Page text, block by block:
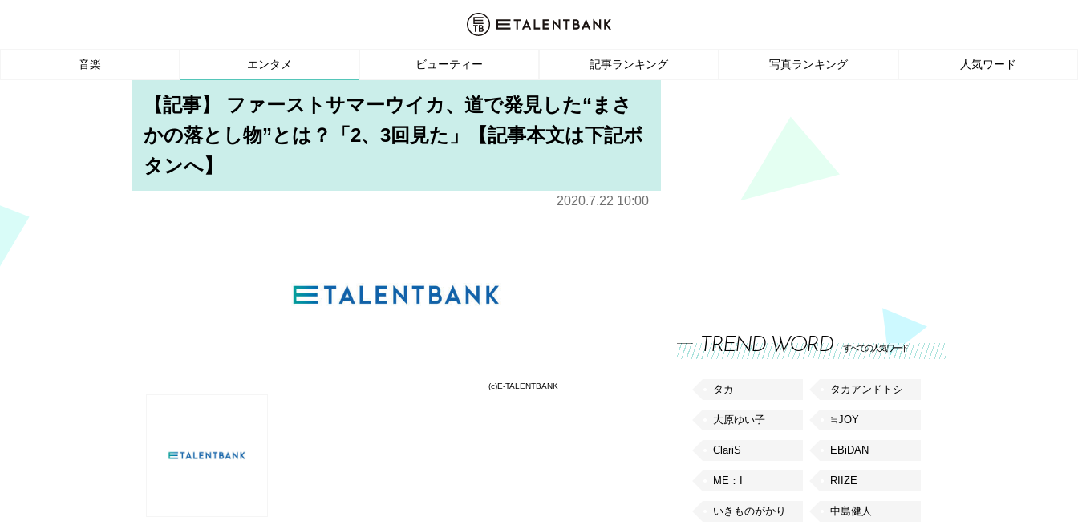
音楽 エンタメ ビューティー 記事ランキング 写真ランキング 人気ワード
【記事】 ファーストサマーウイカ、道で発見した“まさ
かの落とし物”とは？「2、3回見た」【記事本文は下記ボ
タンへ】
2020.7.22 10:00
(c)E-TALENTBANK
TREND WORD すべての人気ワード
タカ タカアンドトシ
大原ゆい子 ≒JOY
ClariS EBiDAN
ME：I RIIZE
いきものがかり 中島健人